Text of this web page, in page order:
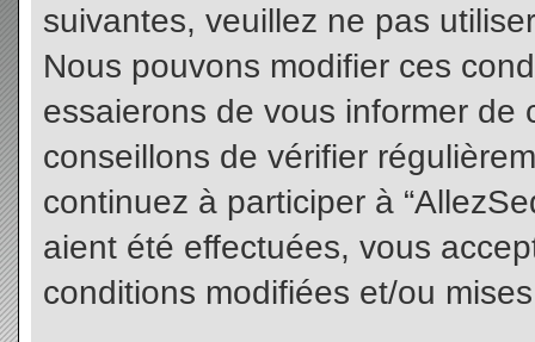
suivantes, veuillez ne pas
Nous pouvons modifier ces
essaierons de vous informer
conseillons de vérifier
continuez à participer à
aient été effectuées, vous
conditions modifiées et/ou